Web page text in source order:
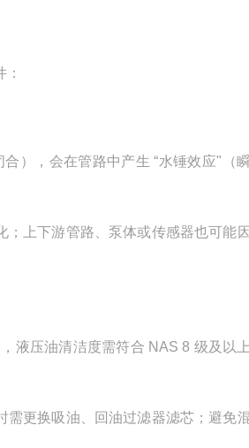
），会在管路中产生 “水锤效应"（
上下游管路、泵体或传感器也可能
液压油清洁度需符合 NAS 8 级及以
需更换吸油、回油过滤器滤芯；避免